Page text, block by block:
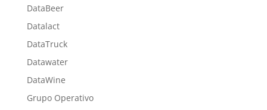
DataBeer
Datalact
DataTruck
Datawater
DataWine
Grupo Operativo